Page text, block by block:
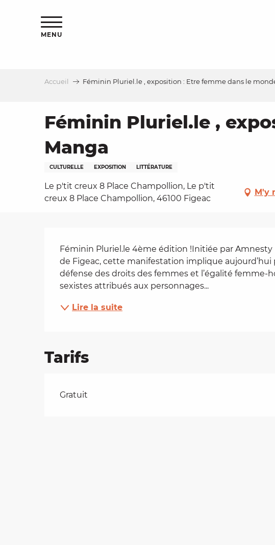
MENU
Accueil Féminin Pluriel.le , exposition : Etre femme dans le
Féminin Pluriel.le ,
Manga
CULTURELLE EXPOSITION LITTÉRATURE
Le p'tit creux 8 Place Champollion, Le p'tit
creux 8 Place Champollion, 46100 Figeac
M'y
Description
Féminin Pluriel.le 4ème édition !Initiée par
de Figeac, cette manifestation implique aujourd’hui
défense des droits des femmes et l’égalité femme-
sexistes attribués aux personnages...
Lire la suite
Tarifs
Tarifs 2026
Gratuit